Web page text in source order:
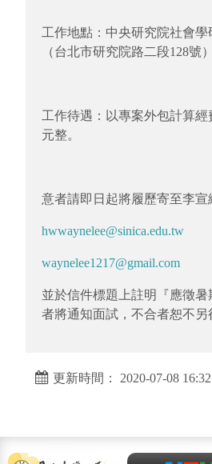
工作地點：中央研究院社會
（台北市研究院路二段128號）
工作待遇：以專案外包計算經
元整。
意者請即日起將履歷寄至李宣
hwwaynelee@sinica.edu.tw
waynelee1217@gmail.com
並於信件標題上註明『應徵
者將通知面試，不合者恕不另
更新時間： 2020-07-08